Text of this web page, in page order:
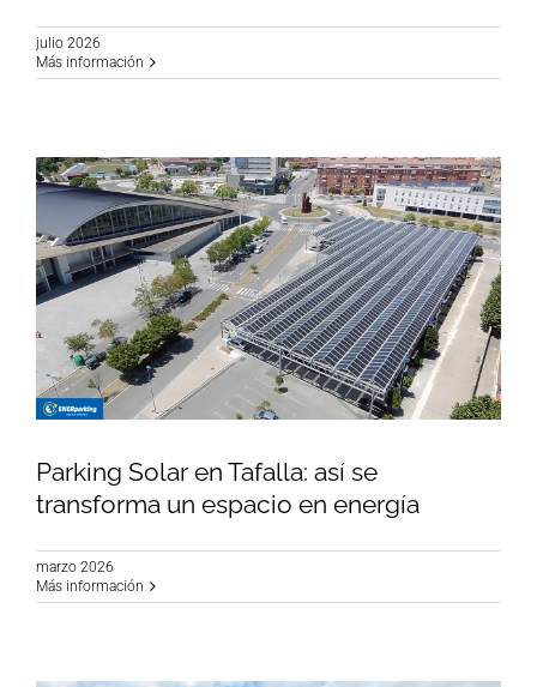
julio 2026
Más información
Parking Solar en Tafalla: así se transforma un
Parking Solar en Tafalla: así se
transforma un espacio en energía
marzo 2026
Más información